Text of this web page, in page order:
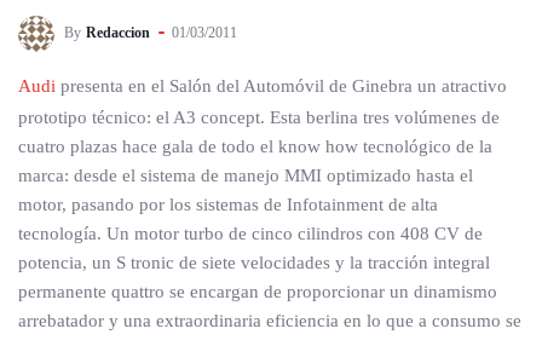
By Redaccion 01/03/2011
Audi presenta en el Salón del Automóvil de Ginebra un atractivo
prototipo técnico: el A3 concept. Esta berlina tres volúmenes de
cuatro plazas hace gala de todo el know how tecnológico de la
marca: desde el sistema de manejo MMI optimizado hasta el
motor, pasando por los sistemas de Infotainment de alta
tecnología. Un motor turbo de cinco cilindros con 408 CV de
potencia, un S tronic de siete velocidades y la tracción integral
permanente quattro se encargan de proporcionar un dinamismo
arrebatador y una extraordinaria eficiencia en lo que a consumo se